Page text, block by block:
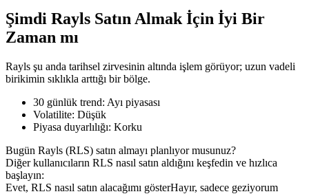
USDC Vadeli İşlemleri
USDC'yi teminat olarak kullanan vadeli işlemler
Şimdi Rayls Satın Almak İçin İyi Bir
Zaman mı
Rayls şu anda tarihsel zirvesinin altında işlem görüyor; uzun vadeli
birikimin sıklıkla arttığı bir bölge.
30 günlük trend: Ayı piyasası
Volatilite: Düşük
Piyasa duyarlılığı: Korku
Bugün Rayls (RLS) satın almayı planlıyor musunuz?
Diğer kullanıcıların RLS nasıl satın aldığını keşfedin ve hızlıca
başlayın:
Evet, RLS nasıl satın alacağımı gösterHayır, sadece geziyorum